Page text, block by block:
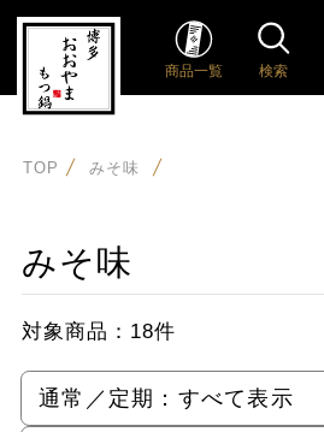
商品一覧 検索
TOP みそ味
みそ味
対象商品： 18件
通常／定期： すべて表示